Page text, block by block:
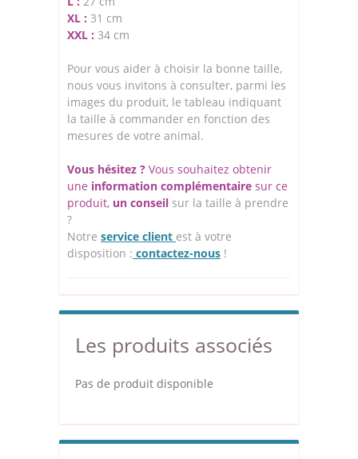
XL : 31 cm
XXL : 34 cm
Pour vous aider à choisir la bonne taille,
nous vous invitons à consulter, parmi les
images du produit, le tableau indiquant
la taille à commander en fonction des
mesures de votre animal.
Vous hésitez ? Vous souhaitez obtenir
une information complémentaire sur ce
produit, un conseil sur la taille à prendre
?
Notre service client est à votre
disposition : contactez-nous !
Les produits associés
Pas de produit disponible